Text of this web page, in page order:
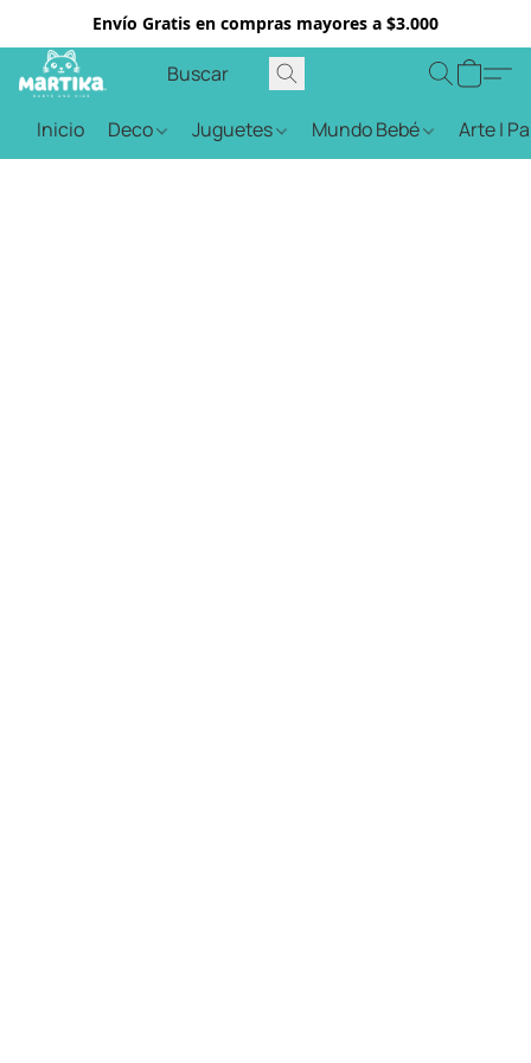
Envío Gratis en compras mayores a $3.000
Inicio Deco Juguetes Mundo Bebé Arte |